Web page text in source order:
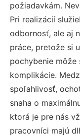
požiadavkám.
Pri realizácií
odbornosť, ale aj
práce, pretože si
pochybenie
komplikácie.
spoľahlivosť,
snaha o
ktorá je pre nás
pracovníci majú